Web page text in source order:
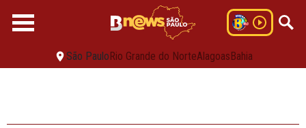
São PauloRio Grande do NorteAlagoasBahia